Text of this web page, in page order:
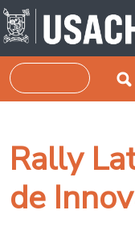
Pasar al contenido
Buscar
Rally
de